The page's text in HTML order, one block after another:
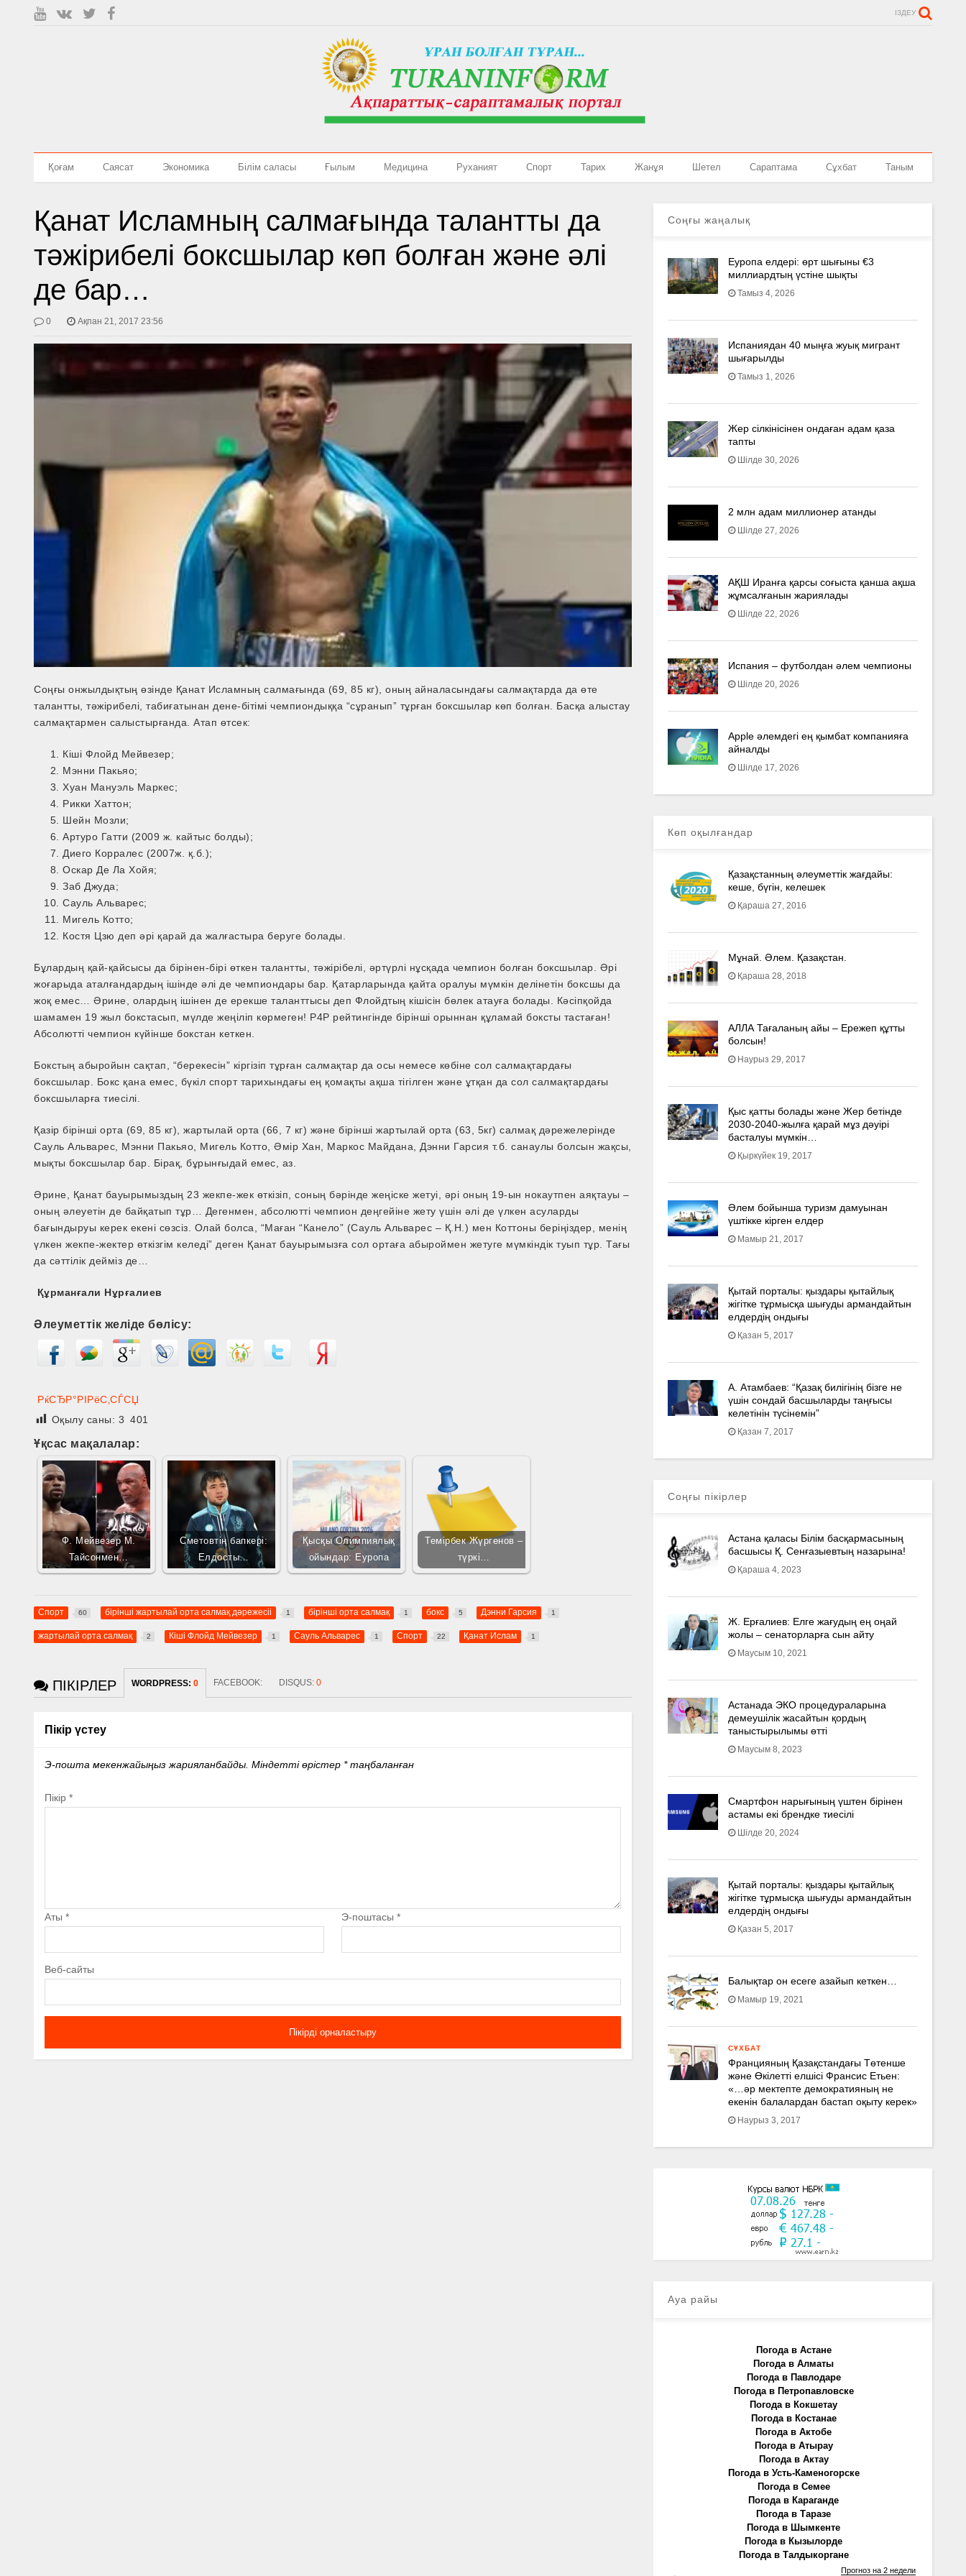
ІЗДЕУ
Қоғам Саясат Экономика Білім саласы Ғылым Медицина Руханият Спорт Тарих Жанұя Шетел Сараптама Сұхбат Таным
Қанат Исламның салмағында талантты да
тәжірибелі боксшылар көп болған және әлі
де бар…
0 Ақпан 21, 2017 23:56
Соңғы онжылдықтың өзінде Қанат Исламның салмағында (69, 85 кг), оның айналасындағы салмақтарда да өте
талантты, тәжірибелі, табиғатынан дене-бітімі чемпиондыққа “сұранып” тұрған боксшылар көп болған. Басқа алыстау
салмақтармен салыстырғанда. Атап өтсек:
Кіші Флойд Мейвезер;
Мэнни Пакьяо;
Хуан Мануэль Маркес;
Рикки Хаттон;
Шейн Мозли;
Артуро Гатти (2009 ж. кайтыс болды);
Диего Корралес (2007ж. қ.б.);
Оскар Де Ла Хойя;
Заб Джуда;
Сауль Альварес;
Мигель Котто;
Костя Цзю деп әрі қарай да жалғастыра беруге болады.
Бұлардың қай-қайсысы да бірінен­-бірі өткен талантты, тәжірібелі, әртүрлі нұсқада чемпион болған боксшылар. Әрі
жоғарыда аталғандардың ішінде әлі де чемпиондары бар. Қатарларында қайта оралуы мүмкін делінетін боксшы да
жоқ емес… Әрине, олардың ішінен де ерекше таланттысы деп Флойдтың кішісін бөлек атауға болады. Кәсіпқойда
шамамен 19 жыл бокстасып, мүлде жеңіліп көрмеген! P4P рейтингінде бірінші орыннан құламай боксты тастаған!
Абсолютті чемпион күйінше бокстан кеткен.
Бокстың абыройын сақтап, “берекесін” кіргізіп тұрған салмақтар да осы немесе көбіне сол салмақтардағы
боксшылар. Бокс қана емес, бүкіл спорт тарихындағы ең қомақты ақша тігілген және ұтқан да сол салмақтардағы
боксшыларға тиесілі.
Қазір бірінші орта (69, 85 кг), жартылай орта (66, 7 кг) және бірінші жартылай орта (63, 5кг) салмақ дәрежелерінде
Сауль Альварес, Мэнни Пакьяо, Мигель Котто, Әмір Хан, Маркос Майдана, Дэнни Гарсия т.б. санаулы болсын жақсы,
мықты боксшылар бар. Бірақ, бұрынғыдай емес, аз.
Әрине, Қанат бауырымыздың 23 жекпе-жек өткізіп, соның бәрінде жеңіске жетуі, әрі оның 19-ын нокаутпен аяқтауы –
оның әлеуетін де байқатып тұр… Дегенмен, абсолютті чемпион деңгейіне жету үшін әлі де үлкен асуларды
бағындыруы керек екені сөзсіз. Олай болса, “Маған “Канело” (Сауль Альварес – Қ.Н.) мен Коттоны беріңіздер, менің
үлкен жекпе-жектер өткізгім келеді” деген Қанат бауырымызға сол ортаға абыроймен жетуге мүмкіндік туып тұр. Тағы
да сәттілік дейміз де…
Құрманғали Нұрғалиев
Әлеуметтік желіде бөлісу:
РќСЂР°РІРёС‚СЃСЏ
Оқылу саны: 3 401
Ұқсас мақалалар:
Ф. Мейвезер М.
Тайсонмен…
Сметовтің бапкері:
Елдосты…
Қысқы Олимпиялық
ойындар: Еуропа
Темірбек Жүргенов –
түркі…
Спорт 60 бірінші жартылай орта салмақ дәрежесіі 1 бірінші орта салмақ 1 бокс 5 Дэнни Гарсия 1
жартылай орта салмақ 2 Кіші Флойд Мейвезер 1 Сауль Альварес 1 Спорт 22 Қанат Ислам 1
ПІКІРЛЕР WORDPRESS:0 FACEBOOK: DISQUS:0
Пікір үстеу
Э-пошта мекенжайыңыз жарияланбайды.Міндетті өрістер *таңбаланған
Пікір*
Аты* Э-поштасы*
Веб-сайты
Соңғы жаңалық
Еуропа елдері: өрт шығыны €3
миллиардтың үстіне шықты
Тамыз 4, 2026
Испаниядан 40 мыңға жуық мигрант
шығарылды
Тамыз 1, 2026
Жер сілкінісінен ондаған адам қаза
тапты
Шілде 30, 2026
2 млн адам миллионер атанды
Шілде 27, 2026
АҚШ Иранға қарсы соғыста қанша ақша
жұмсалғанын жариялады
Шілде 22, 2026
Испания – футболдан әлем чемпионы
Шілде 20, 2026
Apple әлемдегі ең қымбат компанияға
айналды
Шілде 17, 2026
Көп оқылғандар
Қазақстанның әлеуметтік жағдайы:
кеше, бүгін, келешек
Қараша 27, 2016
Мұнай. Әлем. Қазақстан.
Қараша 28, 2018
АЛЛА Тағаланың айы – Ережеп құтты
болсын!
Наурыз 29, 2017
Қыс қатты болады және Жер бетінде
2030-2040­-жылға қарай мұз дәуірі
басталуы мүмкін…
Қыркүйек 19, 2017
Әлем бойынша туризм дамуынан
үштікке кірген елдер
Мамыр 21, 2017
Қытай порталы: қыздары қытайлық
жігітке тұрмысқа шығуды армандайтын
елдердің ондығы
Қазан 5, 2017
А. Атамбаев: “Қазақ билігінің бізге не
үшін сондай басшыларды таңғысы
келетінін түсінемін”
Қазан 7, 2017
Соңғы пікірлер
Астана қаласы Білім басқармасының
басшысы Қ. Сенғазыевтың назарына!
Қараша 4, 2023
Ж. Ерғалиев: Елге жағудың ең оңай
жолы – сенаторларға сын айту
Маусым 10, 2021
Астанада ЭКО процедураларына
демеушілік жасайтын қордың
таныстырылымы өтті
Маусым 8, 2023
Смартфон нарығының үштен бірінен
астамы екі брендке тиесілі
Шілде 20, 2024
Қытай порталы: қыздары қытайлық
жігітке тұрмысқа шығуды армандайтын
елдердің ондығы
Қазан 5, 2017
Балықтар он есеге азайып кеткен…
Мамыр 19, 2021
СҰХБАТ
Францияның Қазақстандағы Төтенше
және Өкілетті елшісі Франсис Етьен:
«…әр мектепте демократияның не
екенін балалардан бастап оқыту керек»
Наурыз 3, 2017
Ауа райы
Погода в Астане
Погода в Алматы
Погода в Павлодаре
Погода в Петропавловске
Погода в Кокшетау
Погода в Костанае
Погода в Актобе
Погода в Атырау
Погода в Актау
Погода в Усть-Каменогорске
Погода в Семее
Погода в Караганде
Погода в Таразе
Погода в Шымкенте
Погода в Кызылорде
Погода в Талдыкоргане
Прогноз на 2 недели